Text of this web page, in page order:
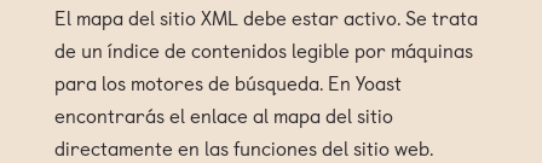
El mapa del sitio XML debe estar activo. Se trata
de un índice de contenidos legible por máquinas
para los motores de búsqueda. En Yoast
encontrarás el enlace al mapa del sitio
directamente en las funciones del sitio web.